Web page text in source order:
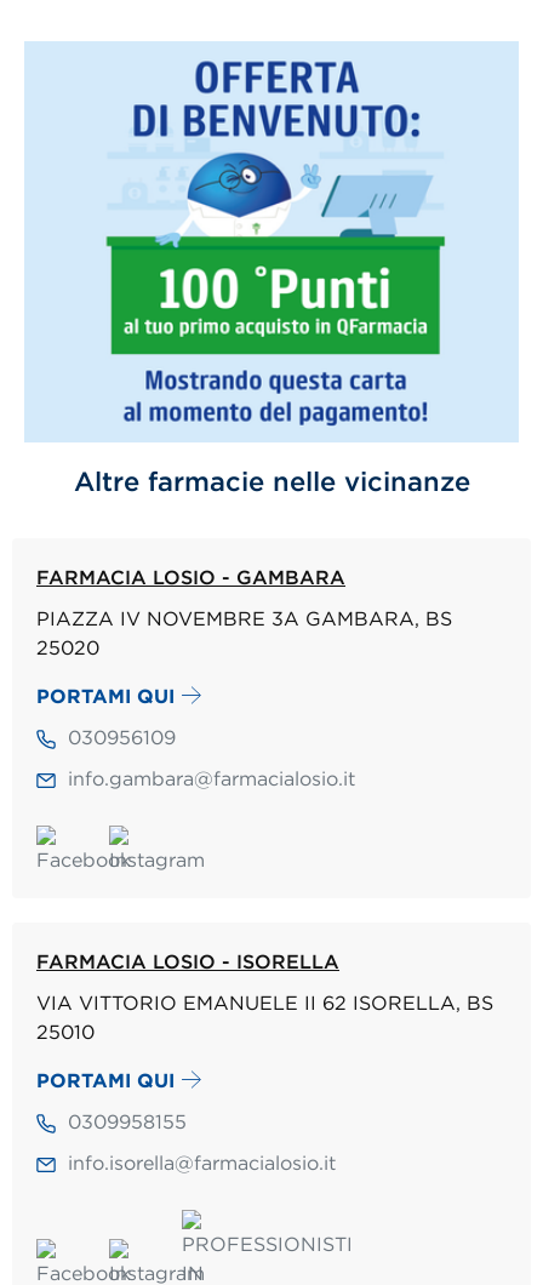
Altre farmacie nelle vicinanze
FARMACIA LOSIO - GAMBARA
PIAZZA IV NOVEMBRE 3A GAMBARA, BS
25020
PORTAMI QUI
030956109
info.gambara@farmacialosio.it
FARMACIA LOSIO - ISORELLA
VIA VITTORIO EMANUELE II 62 ISORELLA, BS
25010
PORTAMI QUI
0309958155
info.isorella@farmacialosio.it